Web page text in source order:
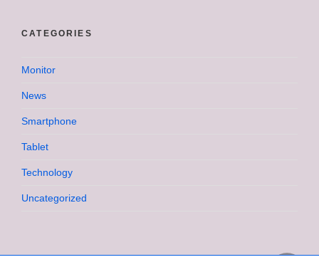
CATEGORIES
Monitor
News
Smartphone
Tablet
Technology
Uncategorized